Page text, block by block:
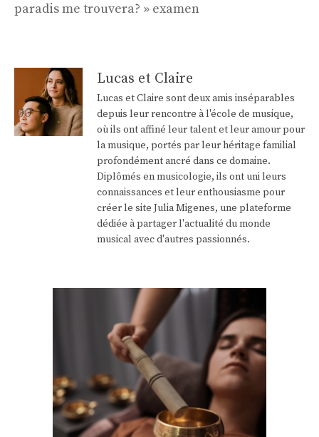
paradis me trouvera? » examen
Lucas et Claire
Lucas et Claire sont deux amis inséparables
depuis leur rencontre à l'école de musique,
où ils ont affiné leur talent et leur amour pour
la musique, portés par leur héritage familial
profondément ancré dans ce domaine.
Diplômés en musicologie, ils ont uni leurs
connaissances et leur enthousiasme pour
créer le site Julia Migenes, une plateforme
dédiée à partager l'actualité du monde
musical avec d'autres passionnés.